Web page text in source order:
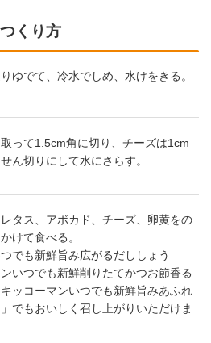
つくり方
ゆでて、冷水でしめ、水けをきる。
って1.5cm角に切り、チーズは1cm
ん切りにして水にさらす。
タス、アボカド、チーズ、卵黄をの
けて食べる。
でも新鮮旨み広がるだししょう
いつでも新鮮削りたてかつお節香る
ッコーマンいつでも新鮮旨みあふれ
でもおいしく召し上がりいただけま